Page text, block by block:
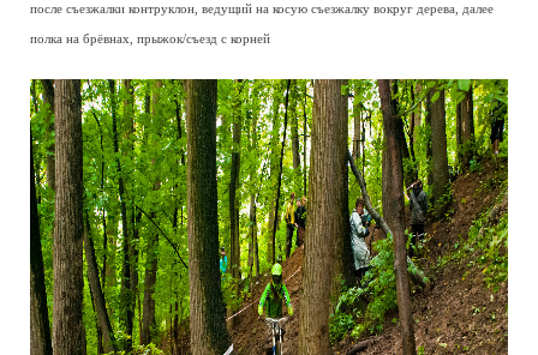
после съезжалки контруклон, ведущий на косую съезжалку вокруг дерева, далее
полка на брёвнах, прыжок/съезд с корней